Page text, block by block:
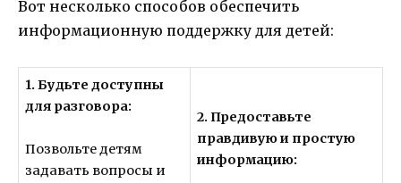
Вот несколько способов обеспечить
информационную поддержку для детей:
1. Будьте доступны
для разговора:
Позвольте детям
задавать вопросы и
2. Предоставьте
правдивую и простую
информацию: